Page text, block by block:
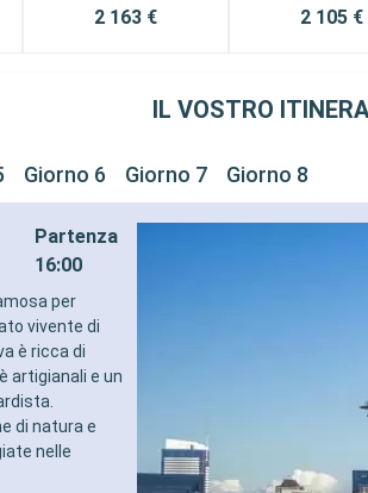
2 163 € 2 105 €
IL VOSTRO
Giorno 6 Giorno 7 Giorno 8
Partenza
16:00
per
vivente di
è ricca di
artigianali e un
di natura e
nelle